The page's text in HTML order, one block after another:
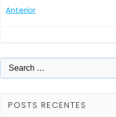
Navegação
Post
Anterior
Search
for:
POSTS RECENTES